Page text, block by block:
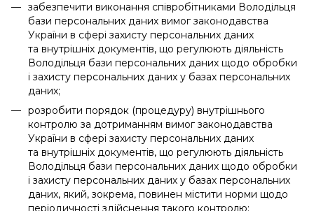
забезпечити виконання співробітниками Володільця
бази персональних даних вимог законодавства
України в сфері захисту персональних даних
та внутрішніх документів, що регулюють діяльність
Володільця бази персональних даних щодо обробки
і захисту персональних даних у базах персональних
даних;
розробити порядок (процедуру) внутрішнього
контролю за дотриманням вимог законодавства
України в сфері захисту персональних даних
та внутрішніх документів, що регулюють діяльність
Володільця бази персональних даних щодо обробки
і захисту персональних даних у базах персональних
даних, який, зокрема, повинен містити норми щодо